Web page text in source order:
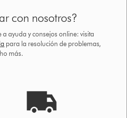
con nosotros?
a ayuda y consejos online: visita
para la resolución de problemas,
más.